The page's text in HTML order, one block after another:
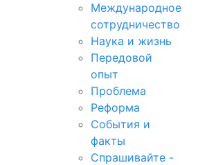
Международное
сотрудничество
Наука и жизнь
Передовой
опыт
Проблема
Реформа
События и
факты
Спрашивайте -